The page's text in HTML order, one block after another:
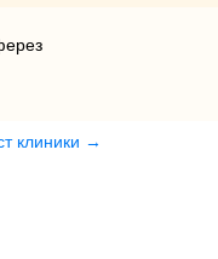
клиники →